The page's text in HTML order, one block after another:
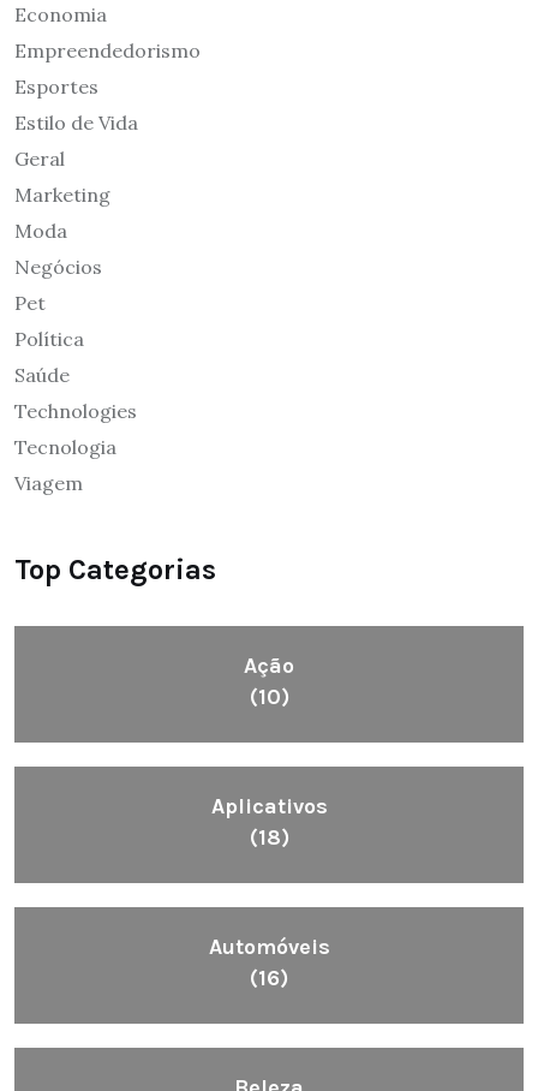
Economia
Empreendedorismo
Esportes
Estilo de Vida
Geral
Marketing
Moda
Negócios
Pet
Política
Saúde
Technologies
Tecnologia
Viagem
Top Categorias
Ação
(10)
Aplicativos
(18)
Automóveis
(16)